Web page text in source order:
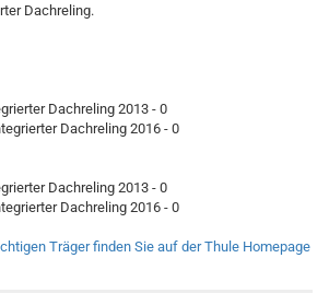
Dachreling.
Dachreling 2013 - 0
Dachreling 2016 - 0
Dachreling 2013 - 0
Dachreling 2016 - 0
Träger finden Sie auf der Thule Homepage